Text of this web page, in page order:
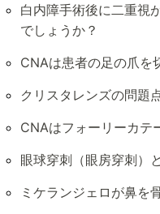
白内障手術後に二重視
でしょうか？
CNAは患者の足の爪を
クリスタレンズの問題
CNAはフォーリーカテ
眼球穿刺（眼房穿刺）
ミケランジェロが鼻を